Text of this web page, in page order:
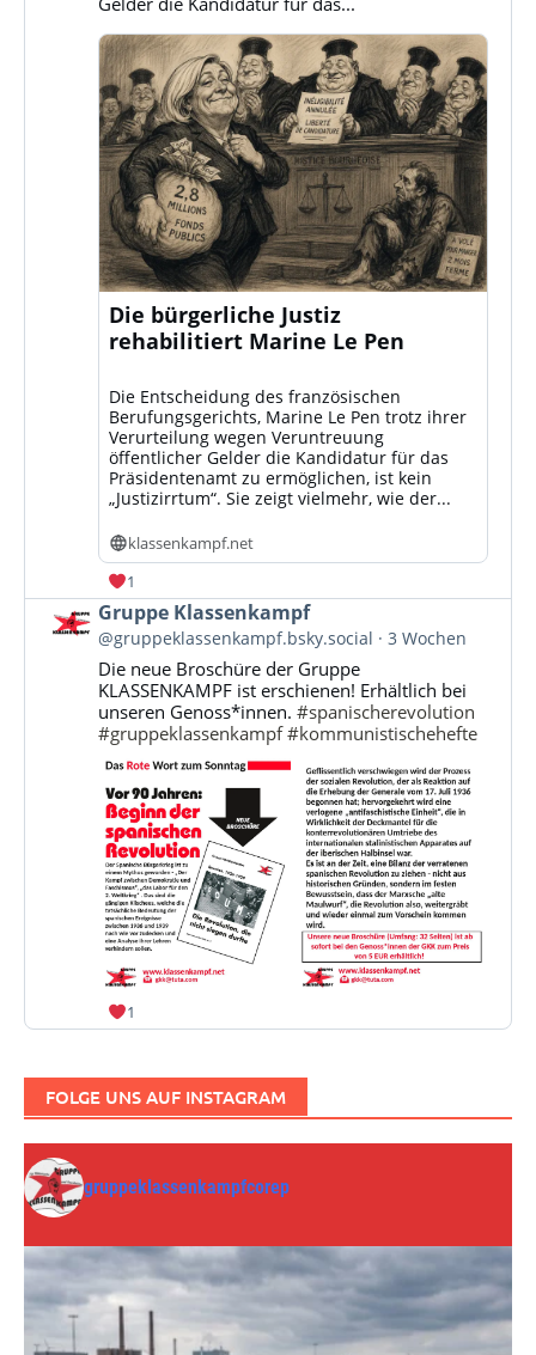
Die bürgerliche Justiz
rehabilitiert Marine Le Pen
Die Entscheidung des französischen
Berufungsgerichts, Marine Le Pen trotz ihrer
Verurteilung wegen Veruntreuung
öffentlicher Gelder die Kandidatur für das
Präsidentenamt zu ermöglichen, ist kein
„Justizirrtum“. Sie zeigt vielmehr, wie der...
klassenkampf.net
1
Beitrag
von
Gruppe
Klassenkampf
Bluesky
ansehen
Gruppe Klassenkampf
@gruppeklassenkampf.bsky.social 3 Wochen
Die neue Broschüre der Gruppe
KLASSENKAMPF ist erschienen! Erhältlich bei
unseren Genoss*innen.#spanischerevolution
#gruppeklassenkampf #kommunistischehefte
1
FOLGE UNS AUF INSTAGRAM
gruppeklassenkampfcorep